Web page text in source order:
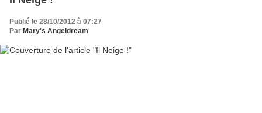
Publié le 28/10/2012 à 07:27
Par Mary's Angeldream